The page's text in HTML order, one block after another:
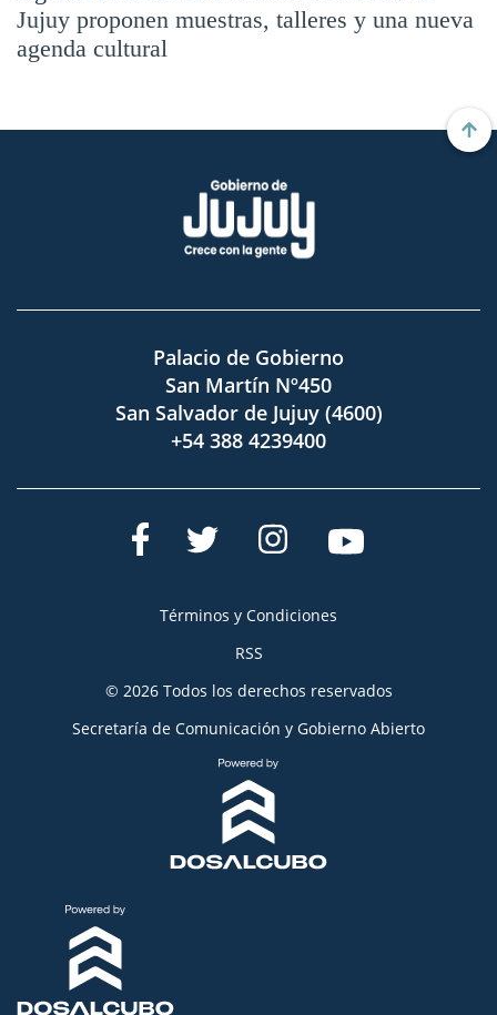
Jujuy proponen muestras, talleres y una nueva
agenda cultural
Palacio de Gobierno
San Martín Nº450
San Salvador de Jujuy (4600)
+54 388 4239400
Términos y Condiciones
RSS
© 2026 Todos los derechos reservados
Secretaría de Comunicación y Gobierno Abierto